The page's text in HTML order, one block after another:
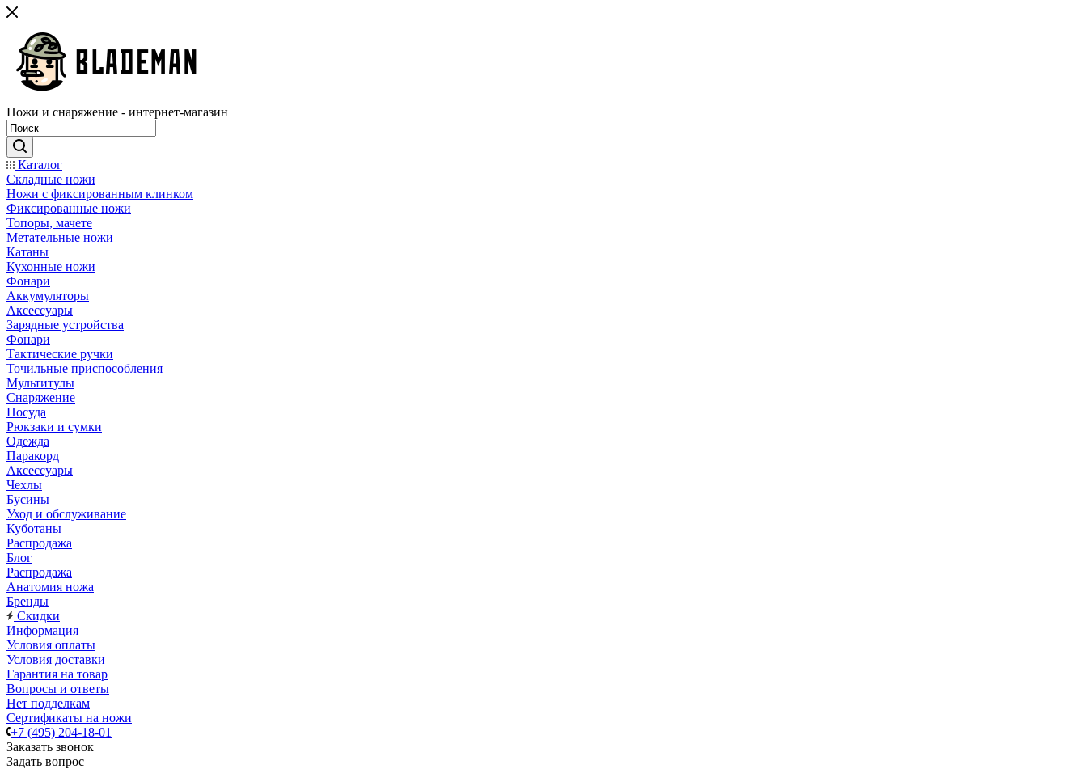
Ножи и снаряжение - интернет-магазин
Каталог
Складные ножи
Ножи с фиксированным клинком
Фиксированные ножи
Топоры, мачете
Метательные ножи
Катаны
Кухонные ножи
Фонари
Аккумуляторы
Аксессуары
Зарядные устройства
Фонари
Тактические ручки
Точильные приспособления
Мультитулы
Снаряжение
Посуда
Рюкзаки и сумки
Одежда
Паракорд
Аксессуары
Чехлы
Бусины
Уход и обслуживание
Куботаны
Распродажа
Блог
Распродажа
Анатомия ножа
Бренды
Скидки
Информация
Условия оплаты
Условия доставки
Гарантия на товар
Вопросы и ответы
Нет подделкам
Сертификаты на ножи
+7 (495) 204-18-01
Заказать звонок
Задать вопрос